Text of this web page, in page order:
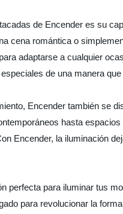
de Encender es su
cena romántica o
adaptarse a cualquier
de una manera
Encender también se
hasta
Encender, la iluminación
perfecta para iluminar tus
para revolucionar la